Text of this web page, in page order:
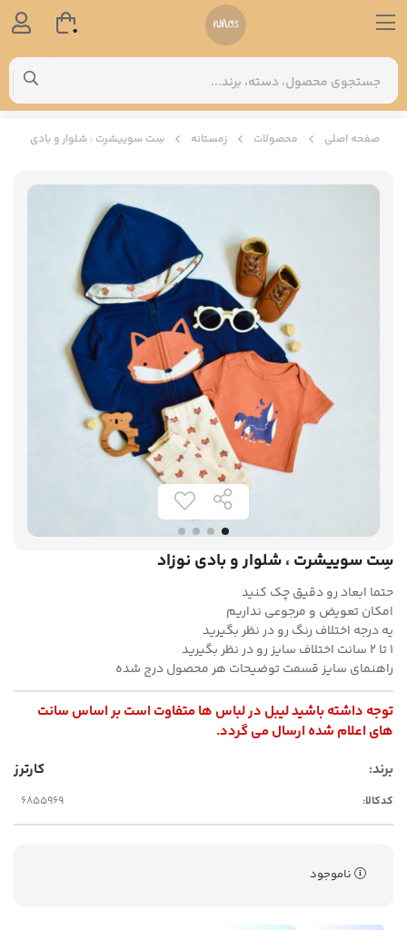
صفحه اصلی محصولات زمستانه سِت سوییشرت ، شلوار و بادی نوزاد
سِت سوییشرت ، شلوار و بادی نوزاد
حتما ابعاد رو دقیق چک کنید
امکان تعویض و مرجوعی نداریم
یه درجه اختلاف رنگ رو در نظر بگیرید
۱ تا ۲ سانت اختلاف سایز رو در نظر بگیرید
راهنمای سایز قسمت توضیحات هر محصول درج شده
توجه داشته باشید لیبل در لباس ها متفاوت است بر اساس سانت
های اعلام شده ارسال می گردد.
برند:
کارترز
کدکالا:
ناموجود
0